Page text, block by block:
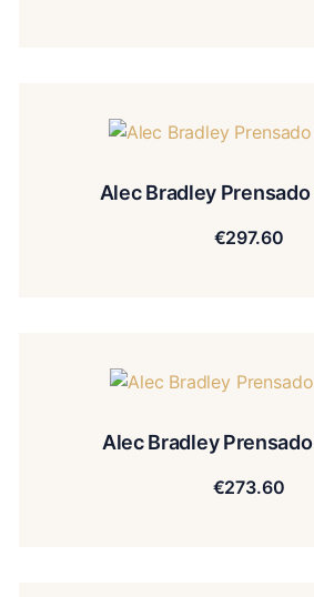
Alec Bradley
€297.60
Alec Bradley
€273.60